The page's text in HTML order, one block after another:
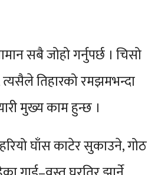
सबै जोहो गर्नुपर्छ । चिसो
तिहारको रमझमभन्दा
मुख्य काम हुन्छ ।
घाँस काटेर सुकाउने, गोठ